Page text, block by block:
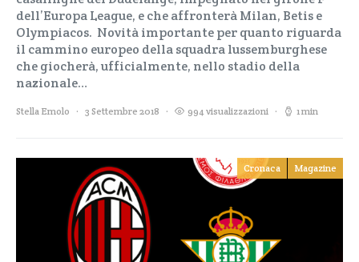
dell’Europa League, e che affronterà Milan, Betis e
Olympiacos. Novità importante per quanto riguarda
il cammino europeo della squadra lussemburghese
che giocherà, ufficialmente, nello stadio della
nazionale…
Stella Emolo 3 Settembre 2018 994 visualizzazioni 1 min
Cronaca Magazine